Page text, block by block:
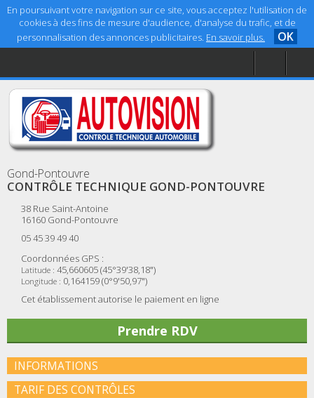
En poursuivant votre navigation sur ce site, vous acceptez l'utilisation de
cookies à des fins de mesure d'audience, d'analyse du trafic, et de
personnalisation des annonces publicitaires. En savoir plus. OK
Accueil
Aide
Mentions légales
Gond-Pontouvre
CONTRÔLE TECHNIQUE GOND-PONTOUVRE
38 Rue Saint-Antoine
16160 Gond-Pontouvre
05 45 39 49 40
Coordonnées GPS :
Latitude : 45,660605 (45°39'38,18")
Longitude : 0,164159 (0°9'50,97")
Cet établissement autorise le paiement en ligne
Prendre RDV
INFORMATIONS
TARIF DES CONTRÔLES